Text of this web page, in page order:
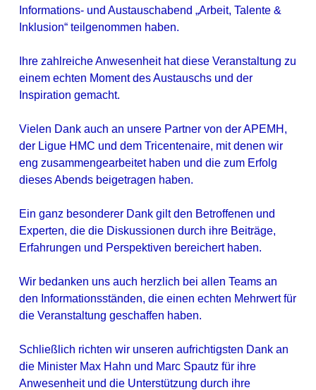
Informations- und Austauschabend „Arbeit, Talente &
Inklusion“ teilgenommen haben.
Ihre zahlreiche Anwesenheit hat diese Veranstaltung zu
einem echten Moment des Austauschs und der
Inspiration gemacht.
Vielen Dank auch an unsere Partner von der APEMH,
der Ligue HMC und dem Tricentenaire, mit denen wir
eng zusammengearbeitet haben und die zum Erfolg
dieses Abends beigetragen haben.
Ein ganz besonderer Dank gilt den Betroffenen und
Experten, die die Diskussionen durch ihre Beiträge,
Erfahrungen und Perspektiven bereichert haben.
Wir bedanken uns auch herzlich bei allen Teams an
den Informationsständen, die einen echten Mehrwert für
die Veranstaltung geschaffen haben.
Schließlich richten wir unseren aufrichtigsten Dank an
die Minister Max Hahn und Marc Spautz für ihre
Anwesenheit und die Unterstützung durch ihre